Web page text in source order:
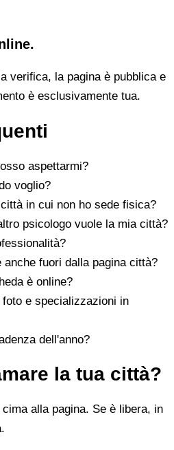
verifica, la pagina è pubblica e
è esclusivamente tua.
aspettarmi?
voglio?
in cui non ho sede fisica?
psicologo vuole la mia città?
anche fuori dalla pagina città?
è online?
e specializzazioni in
dell'anno?
la tua città?
alla pagina. Se è libera, in